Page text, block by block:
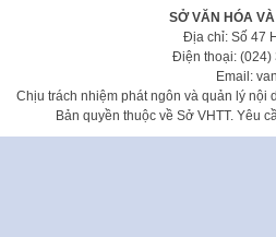
SỞ VĂN HÓA
Địa chỉ: Số 47
Điện thoại: (024)
Email:
Chịu trách nhiệm phát ngôn và quản lý nội
Bản quyền thuộc về Sở VHTT. Yêu